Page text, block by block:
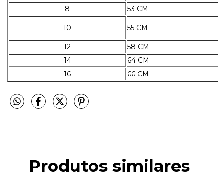
8
53 CM
10 55 CM
12
58 CM
14
64 CM
16
66 CM
Produtos similares